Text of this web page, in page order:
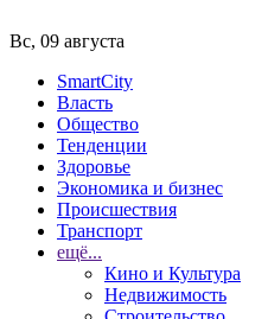
Вс, 09 августа
SmartCity
Власть
Общество
Тенденции
Здоровье
Экономика и бизнес
Происшествия
Транспорт
ещё...
Кино и Культура
Недвижимость